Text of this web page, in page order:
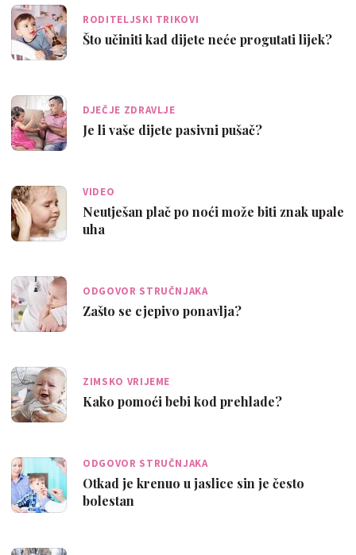
RODITELJSKI TRIKOVI
Što učiniti kad dijete neće progutati lijek?
DJEČJE ZDRAVLJE
Je li vaše dijete pasivni pušač?
VIDEO
Neutješan plač po noći može biti znak upale
uha
ODGOVOR STRUČNJAKA
Zašto se cjepivo ponavlja?
ZIMSKO VRIJEME
Kako pomoći bebi kod prehlade?
ODGOVOR STRUČNJAKA
Otkad je krenuo u jaslice sin je često
bolestan